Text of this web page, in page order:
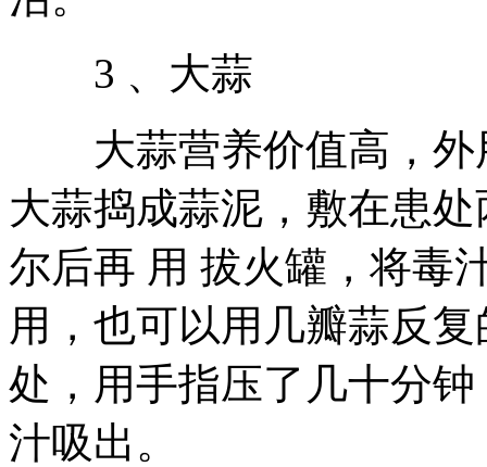
3 、大蒜
大蒜营养价值高，外
大蒜捣成蒜泥，敷在患
尔后再 用 拔火罐，将毒
用，也可以用几瓣蒜反
处，用手指压了几十分
汁吸出。